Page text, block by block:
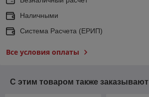
Наличными
Система Расчета (ЕРИП)
Все условия оплаты
С этим товаром также заказывают